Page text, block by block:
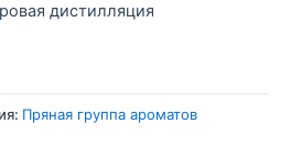
дистилляция
Пряная группа ароматов